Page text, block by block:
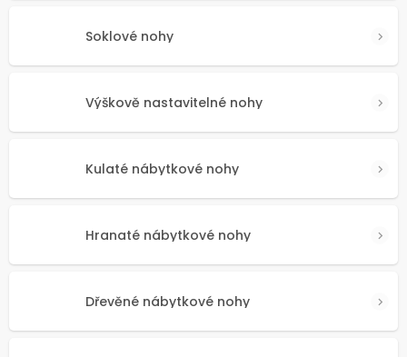
Soklové nohy
Výškově nastavitelné nohy
Kulaté nábytkové nohy
Hranaté nábytkové nohy
Dřevěné nábytkové nohy